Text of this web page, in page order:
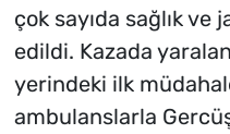
çok sayıda sağlık ve
edildi. Kazada
yerindeki ilk
ambulanslarla